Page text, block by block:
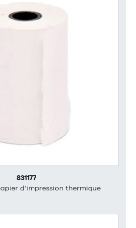
831177
d’impression thermique